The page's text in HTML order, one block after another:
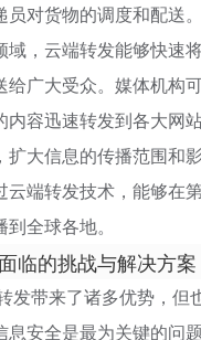
对货物的调度和配送。
域，云端转发能够快速
给广大受众。媒体机构
内容迅速转发到各大网
扩大信息的传播范围和
云端转发技术，能够在
全球各地。
临的挑战与解决方案
发带来了诸多优势，但
息安全是最为关键的问